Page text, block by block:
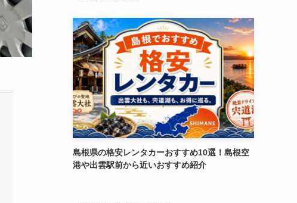
島根県の格安レンタカーおすすめ10選！島根空
港や出雲駅前から近いおすすめ紹介